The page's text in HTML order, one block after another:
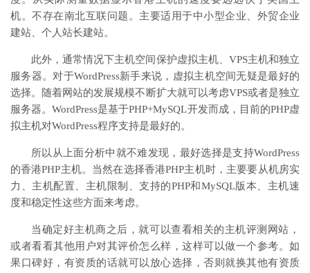
机。不存在南北互联问题。主要适用于中小型企业、外贸企业
建站、个人站长建站。
此外，通常情况下主机空间保护虚拟主机、VPS主机和独立
服务器。对于WordPress新手来说，虚拟主机空间无疑是最好的
选择。随着网站的发展规模不断扩大就可以考虑VPS或者是独立
服务器。WordPress是基于PHP+MySQL开发而成，目前的PHP虚
拟主机对WordPress程序支持是最好的。
所以从上面分析中就不难发现，最好选择是支持WordPress
的香港PHP主机。当然在选择香港PHP主机时，主要要从机房实
力、主机配置、主机限制、支持的PHP和MySQL版本、主机速
度和稳定性这些方面来考虑。
当确定好主机商之后，就可以查看相关的主机评测网站，
或者看看其他用户对其评价怎么样，这样可以做一个参考。如
果口碑好，有资质的话就可以放心选择，否则就换其他有资质